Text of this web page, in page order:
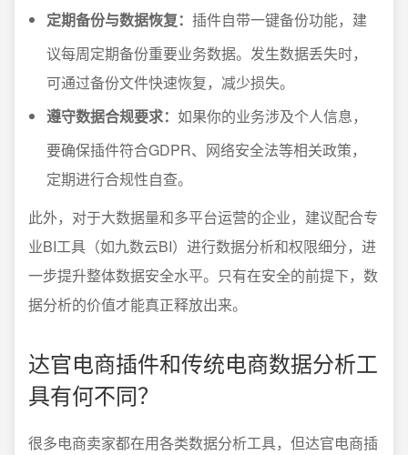
定期备份与数据恢复： 插件自带一键备份功能，建
议每周定期备份重要业务数据。发生数据丢失时，
可通过备份文件快速恢复，减少损失。
遵守数据合规要求： 如果你的业务涉及个人信息，
要确保插件符合GDPR、网络安全法等相关政策，
定期进行合规性自查。
此外，对于大数据量和多平台运营的企业，建议配合专
业BI工具（如九数云BI）进行数据分析和权限细分，进
一步提升整体数据安全水平。只有在安全的前提下，数
据分析的价值才能真正释放出来。
达官电商插件和传统电商数据分析工
具有何不同？
很多电商卖家都在用各类数据分析工具，但达官电商插